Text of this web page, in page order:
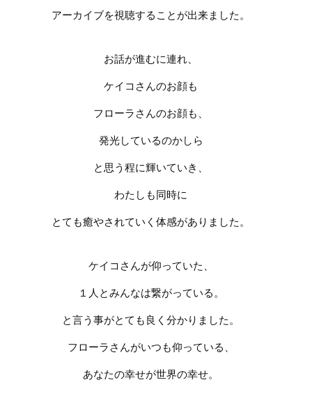
アーカイブを視聴することが出来ました。
お話が進むに連れ、
ケイコさんのお顔も
フローラさんのお顔も、
発光しているのかしら
と 思う程に輝いていき、
わたしも同時に
とても癒やされていく体感がありました。
ケイコさんが仰っていた、
１人とみんなは繋がっている。
と言う事がとても良く分かりました。
フローラさんがいつも仰っている、
あなたの幸せが世界の幸せ。